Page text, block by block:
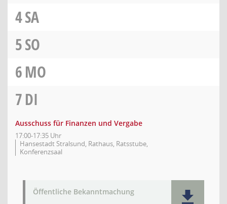
4SA
5SO
6MO
7DI
Ausschuss für Finanzen und Vergabe
17:00-17:35 Uhr
Hansestadt Stralsund, Rathaus, Ratsstube,
Konferenzsaal
Öffentliche Bekanntmachung